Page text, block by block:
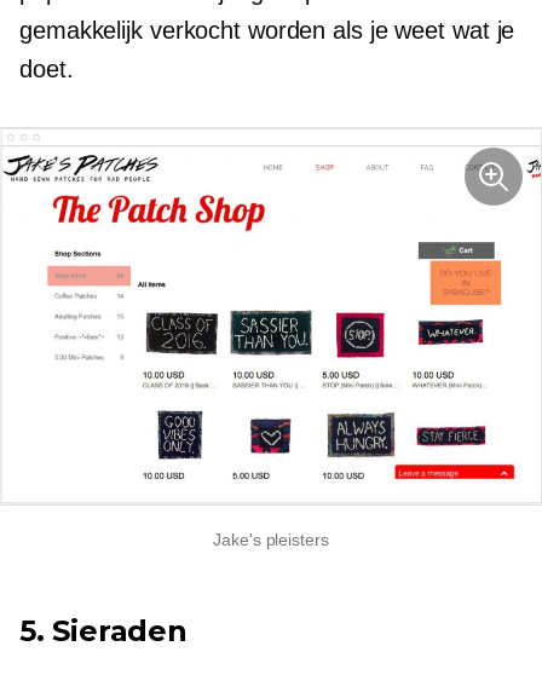
gemakkelijk verkocht worden als je weet wat je
doet.
Jake's pleisters
5. Sieraden